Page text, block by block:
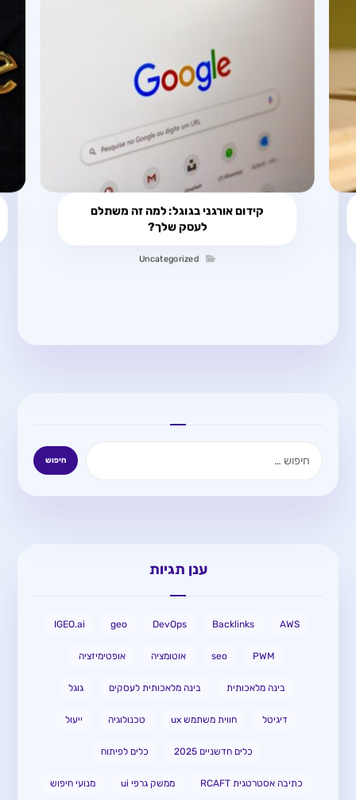
קידום אורגני בגוגל: למה זה משתלם
לעסק שלך?
Uncategorized
ענן תגיות
AWS
Backlinks
DevOps
geo
IGEO.ai
PWM
seo אוטומציה אופטימיזציה
בינה מלאכותית בינה מלאכותית לעסקים גוגל
דיגיטל חווית משתמש ux טכנולוגיה ייעול
כלים חדשניים 2025 כלים לפיתוח
כתיבה אסטרטגית RCAFT ממשק גרפי ui מנועי חיפוש